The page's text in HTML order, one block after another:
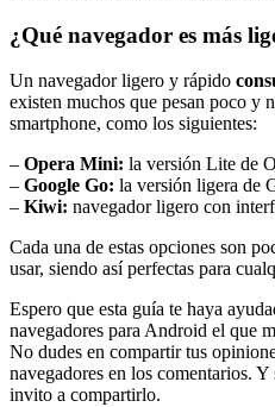
¿Qué navegador es más
Un navegador ligero y rápido
existen muchos que pesan poco y
smartphone, como los siguientes:
– Opera Mini: la versión Lite de
– Google Go: la versión ligera de
– Kiwi: navegador ligero con
Cada una de estas opciones son
usar, siendo así perfectas para
Espero que esta guía te haya
navegadores para Android el que
No dudes en compartir tus
navegadores en los comentarios.
invito a compartirlo.